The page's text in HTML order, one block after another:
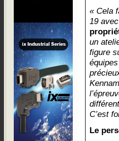
« Cela
19
un
figure
C’est
Le